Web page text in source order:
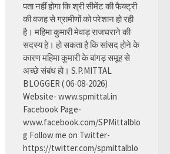
पता नहीं होगा कि श्री सीमेंट की फैक्ट्री
की वजह से ग्रामीणों को परेशान हो रही
है। महिमा कुमारी मेवाड़ राजघराने की
सदस्य हे। हो सकता है कि सांसद होने के
कारण महिमा कुमारी के बांगड़ समूह से
अच्छे संबंध हो। S.P.MITTAL
BLOGGER ( 06-08-2026)
Website- www.spmittal.in
Facebook Page-
www.facebook.com/SPMittalblo
g Follow me on Twitter-
https://twitter.com/spmittalblo